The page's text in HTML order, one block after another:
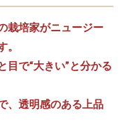
栽培家がニュージー
目で“大きい”と分かる
、透明感のある上品